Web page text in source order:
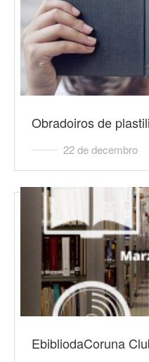
Obradoiros de
22 de decembro
EbibliodaCoruna